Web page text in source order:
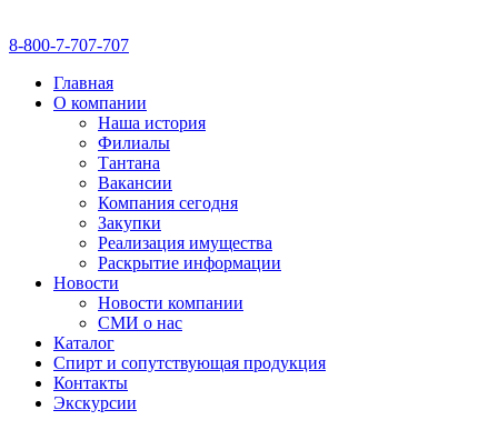
8-800-7-707-707
Главная
О компании
Наша история
Филиалы
Тантана
Вакансии
Компания сегодня
Закупки
Реализация имущества
Раскрытие информации
Новости
Новости компании
СМИ о нас
Каталог
Спирт и сопутствующая продукция
Контакты
Экскурсии